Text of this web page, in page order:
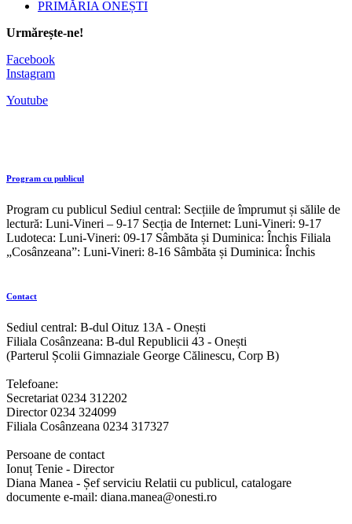
PRIMĂRIA ONEȘTI
Urmărește-ne!
Facebook
Instagram
Youtube
Program cu publicul
Program cu publicul Sediul central: Secțiile de împrumut și sălile de
lectură: Luni-Vineri – 9-17 Secția de Internet: Luni-Vineri: 9-17
Ludoteca: Luni-Vineri: 09-17 Sâmbăta și Duminica: Închis Filiala
„Cosânzeana”: Luni-Vineri: 8-16 Sâmbăta și Duminica: Închis
Contact
Sediul central: B-dul Oituz 13A - Onești
Filiala Cosânzeana: B-dul Republicii 43 - Onești
(Parterul Școlii Gimnaziale George Călinescu, Corp B)
Telefoane:
Secretariat 0234 312202
Director 0234 324099
Filiala Cosânzeana 0234 317327
Persoane de contact
Ionuț Tenie - Director
Diana Manea - Șef serviciu Relatii cu publicul, catalogare
documente e-mail: diana.manea@onesti.ro